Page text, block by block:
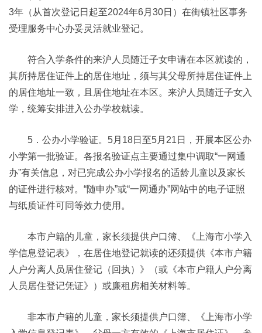
3年（从首次登记日起至2024年6月30日）在街镇社区事务
受理服务中心办妥灵活就业登记。
符合入学条件的来沪人员随迁子女申请在本区就读的，
其所持居住证件上的居住地址，须与其父母所持居住证件上
的居住地址一致，且居住地址在本区。来沪人员随迁子女入
学，统筹安排进入公办学校就读。
5．公办小学验证。5月18日至5月21日，开展本区公办
小学第一批验证。各报名验证点主要通过集中调取“一网通
办”有关信息，对已完成公办小学报名的适龄儿童以及家长
的证件进行核对。“随申办”或“一网通办”网站中的电子证照
与纸质证件可同等效力使用。
本市户籍的儿童，家长须提供户口簿、《上海市小学入
学信息登记表》，在居住地登记就读的还须提供《本市户籍
人户分离人员居住登记（回执）》（或《本市户籍人户分离
人员居住登记凭证》）或廉租房相关材料等。
非本市户籍的儿童，家长须提供户口簿、《上海市小学